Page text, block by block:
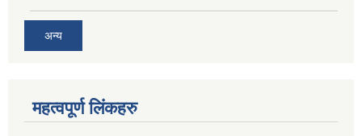
अन्य
महत्वपूर्ण लिंकहरु